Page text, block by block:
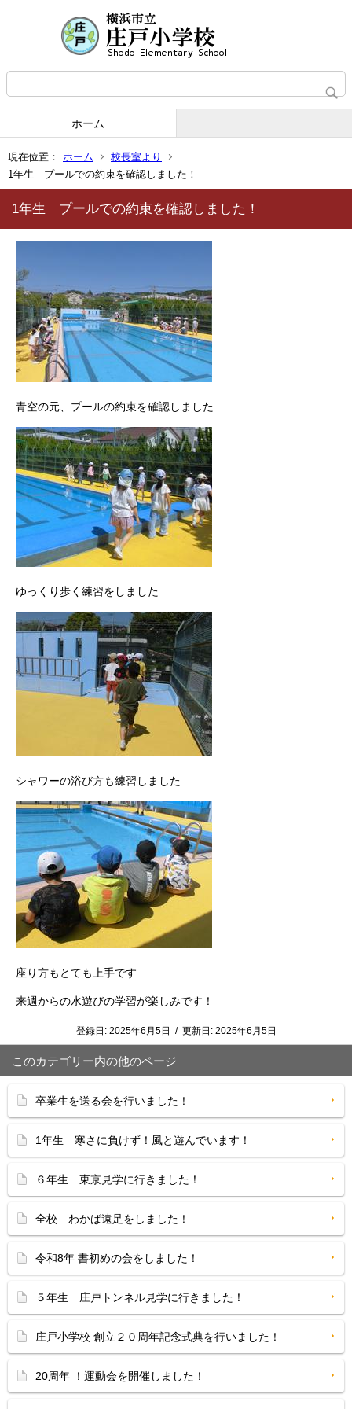
ホーム
現在位置： ホーム
校長室より
1年生 プールでの約束を確認しました！
1年生 プールでの約束を確認しました！
青空の元、プールの約束を確認しました
ゆっくり歩く練習をしました
シャワーの浴び方も練習しました
座り方もとても上手です
来週からの水遊びの学習が楽しみです！
登録日: 2025年6月5日 / 更新日: 2025年6月5日
このカテゴリー内の他のページ
卒業生を送る会を行いました！
1年生 寒さに負けず！風と遊んでいます！
６年生 東京見学に行きました！
全校 わかば遠足をしました！
令和8年 書初めの会をしました！
５年生 庄戸トンネル見学に行きました！
庄戸小学校 創立２０周年記念式典を行いました！
20周年 ！運動会を開催しました！